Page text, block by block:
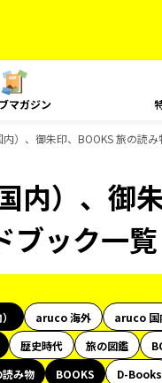
マガジン
）、御朱印、BOOKS 旅の読
内）、御
ブック一覧
aruco 海外 aruco 国
歴史時代 旅の図鑑
み物 BOOKS
D-Books